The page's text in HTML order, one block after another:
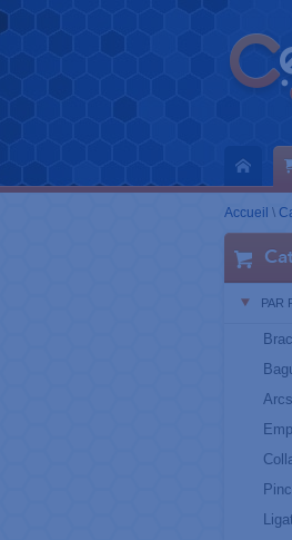
Accueil \
PAR
Arcs